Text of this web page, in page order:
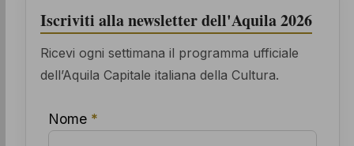
Iscriviti alla newsletter dell'Aquila 2026
Ricevi ogni settimana il programma ufficiale
dell’Aquila Capitale italiana della Cultura.
Nome *